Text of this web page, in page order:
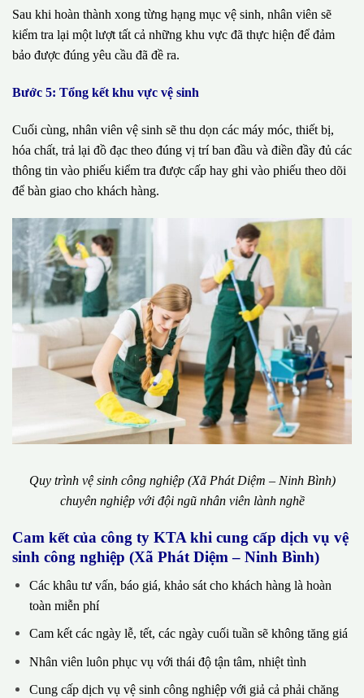
Sau khi hoàn thành xong từng hạng mục vệ sinh, nhân viên sẽ
kiểm tra lại một lượt tất cả những khu vực đã thực hiện để đảm
bảo được đúng yêu cầu đã đề ra.
Bước 5: Tổng kết khu vực vệ sinh
Cuối cùng, nhân viên vệ sinh sẽ thu dọn các máy móc, thiết bị,
hóa chất, trả lại đồ đạc theo đúng vị trí ban đầu và điền đầy đủ các
thông tin vào phiếu kiểm tra được cấp hay ghi vào phiếu theo dõi
để bàn giao cho khách hàng.
Quy trình vệ sinh công nghiệp (Xã Phát Diệm – Ninh Bình)
chuyên nghiệp với đội ngũ nhân viên lành nghề
Cam kết của công ty KTA khi cung cấp dịch vụ vệ
sinh công nghiệp (Xã Phát Diệm – Ninh Bình)
Các khâu tư vấn, báo giá, khảo sát cho khách hàng là hoàn
toàn miễn phí
Cam kết các ngày lễ, tết, các ngày cuối tuần sẽ không tăng giá
Nhân viên luôn phục vụ với thái độ tận tâm, nhiệt tình
Cung cấp dịch vụ vệ sinh công nghiệp với giả cả phải chăng